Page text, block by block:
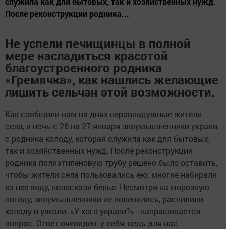
После реконструкции родника...
Не успели печищинцы в полной
мере насладиться красотой
благоустроенного родника
«Гремячка», как нашлись желающие
лишить сельчан этой возможности.
Как сообщили нам на днях неравнодушные жители
села, в ночь с 26 на 27 января злоумышленники украли
с родника колоду, которая служила как для бытовых,
так и хозяйственных нужд. После реконструкции
родника полиэтиленовую трубу решено было оставить,
чтобы жители села пользовались ею: многие набирали
из нее воду, полоскали белье. Несмотря на морозную
погоду, злоумышленники не поленились, распилили
колоду и увезли. «У кого украли?» - напрашивается
вопрос. Ответ очевиден: у себя, ведь для нас